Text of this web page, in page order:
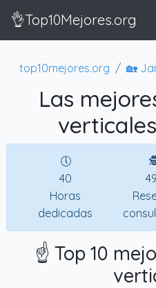
👌Top10Mejores.org
top10mejores.org 🏡
Las
🕔
40
Horas
dedicadas
☝️ Top 10